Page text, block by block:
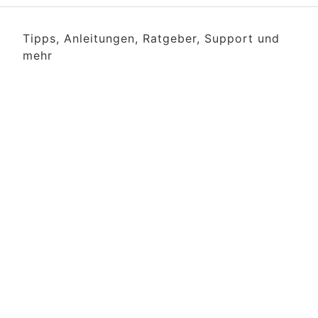
Tipps, Anleitungen, Ratgeber, Support und
mehr